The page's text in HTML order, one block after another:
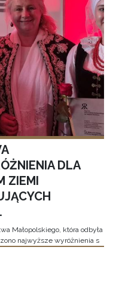
DLA
ZIEMI
Małopolskiego, która odbyła
najwyższe wyróżnienia s